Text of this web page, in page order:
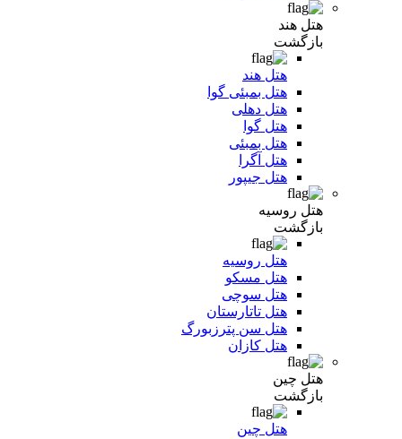
هتل هند
بازگشت
هتل هند
هتل بمبئی گوا
هتل دهلی
هتل گوا
هتل بمبئی
هتل آگرا
هتل جیپور
هتل روسیه
بازگشت
هتل روسیه
هتل مسکو
هتل سوچی
هتل تاتارستان
هتل سن پترزبورگ
هتل کازان
هتل چین
بازگشت
هتل چین